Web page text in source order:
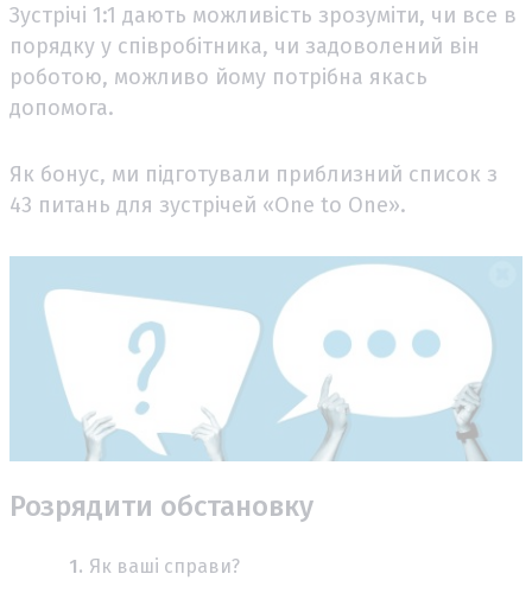
Зустрічі 1:1 дають можливість зрозуміти, чи все в
порядку у співробітника, чи задоволений він
роботою, можливо йому потрібна якась
допомога.
Як бонус, ми підготували приблизний список з
43 питань для зустрічей «One to One».
Розрядити обстановку
Як ваші справи?